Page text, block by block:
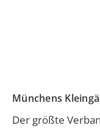
Münchens
Der größte